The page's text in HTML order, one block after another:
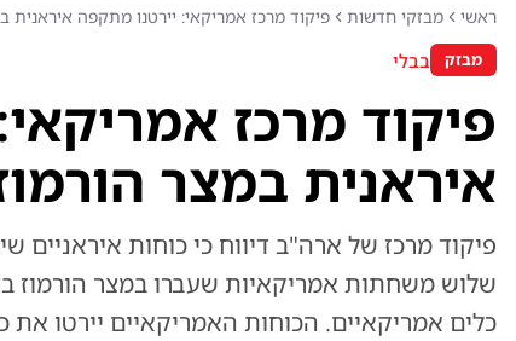
ראשי מבזקי חדשות פיקוד מרכז אמריקאי: יירטנו מתקפה איראנית
מבזק בבלי
פיקוד מרכז
איראנית במצר
פיקוד מרכז של ארה"ב דיווח כי כוחות איראניים
שלוש משחתות אמריקאיות שעברו במצר הורמוז
כלים אמריקאיים. הכוחות האמריקאיים יירטו